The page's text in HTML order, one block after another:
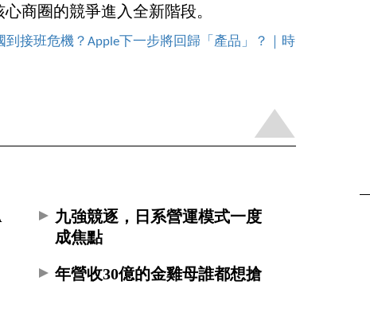
商圈的競爭進入全新階段。
接班危機？Apple下一步將回歸「產品」？｜時
九強競逐，日系營運模式一度
成焦點
年營收30億的金雞母誰都想搶